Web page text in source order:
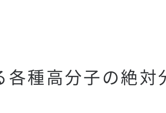
各種高分子の絶対